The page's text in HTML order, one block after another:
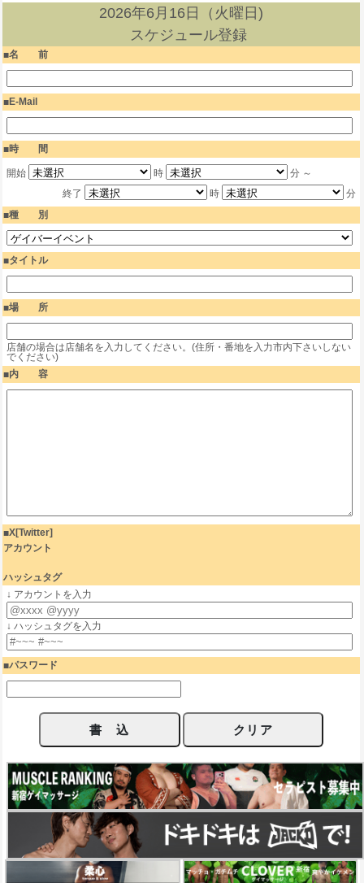
2026年6月16日（火曜日)
スケジュール登録
名 前
E-Mail
時 間
開始 時
分 ～
終了
時
分
種 別
タイトル
場 所
店舗の場合は店舗名を入力してください。(住所・番地を入力市内下さいしない
でください)
内 容
X[Twitter]
アカウント
ハッシュタグ
↓ アカウントを入力
↓ ハッシュタグを入力
パスワード